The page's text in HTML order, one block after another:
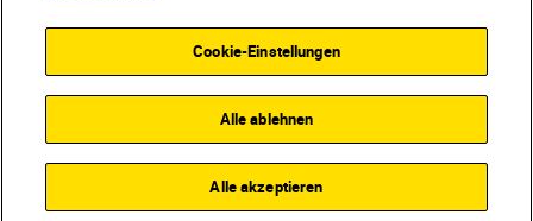
Cookie-Einstellungen
Alle ablehnen
Alle akzeptieren